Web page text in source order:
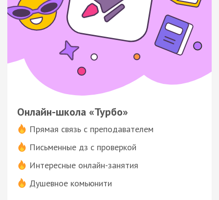
Онлайн-школа «Турбо»
Прямая связь с преподавателем
Письменные дз с проверкой
Интересные онлайн-занятия
Душевное комьюнити